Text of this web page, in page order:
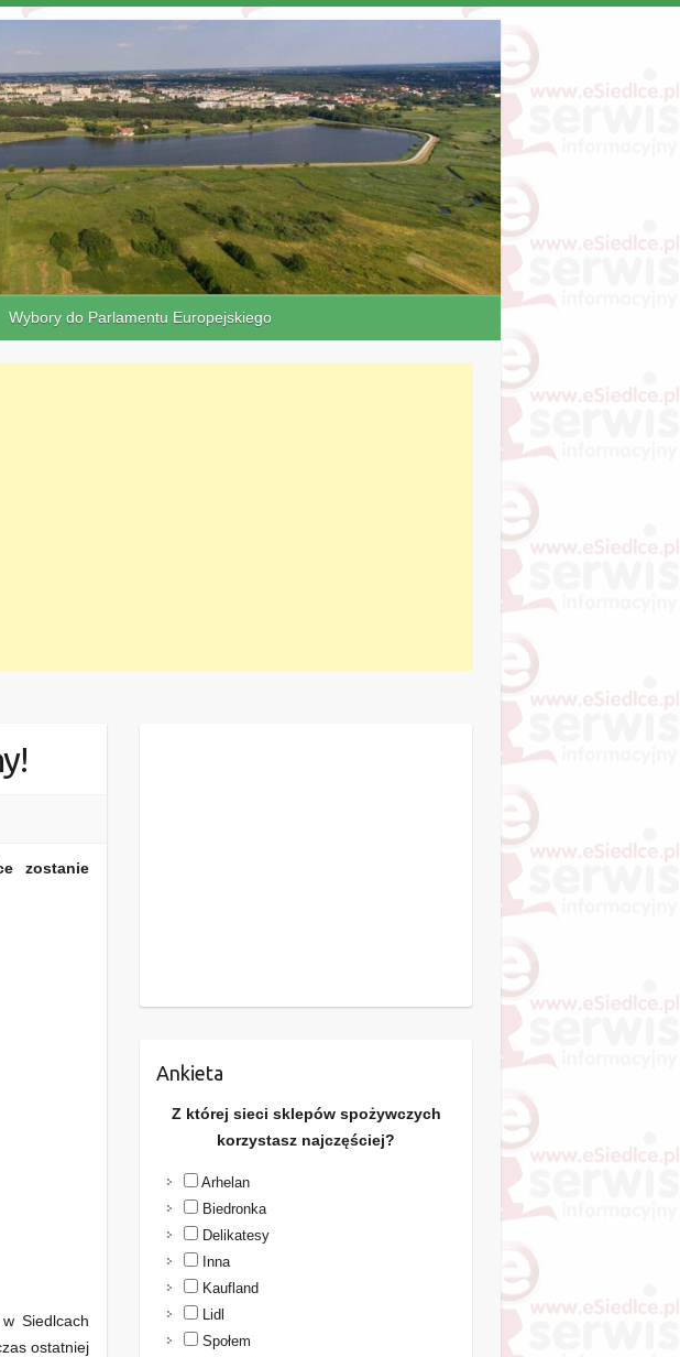
Wybory do Parlamentu Europejskiego
zostanie
Siedlcach
ostatniej
Ankieta
Z której sieci sklepów spożywczych
korzystasz najczęściej?
Arhelan
Biedronka
Delikatesy
Inna
Kaufland
Lidl
Społem